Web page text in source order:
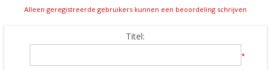
Alleen geregistreerde gebruikers kunnen een beoordeling schrijven
Titel:
*